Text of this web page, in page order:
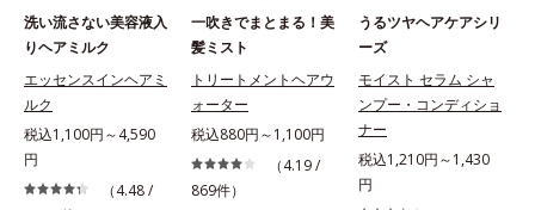
洗い流さない美容液入
りヘアミルク
エッセンスインヘアミ
ルク
税込1,100円～4,590
円
（4.48 /
一吹きでまとまる！美
髪ミスト
トリートメントヘアウ
ォーター
税込880円～1,100円
（4.19 /
869件）
うるツヤヘアケアシリ
ーズ
モイスト セラム シャ
ンプー・コンディショ
ナー
税込1,210円～1,430
円